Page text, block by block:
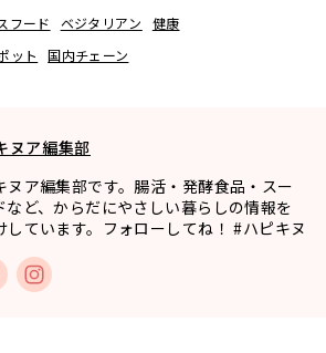
フード ベジタリアン
健康
ット
国内チェーン
ヌア編集部
ヌア編集部です。腸活・発酵食品・スー
など、からだにやさしい暮らしの情報を
しています。フォローしてね！ #ハピキヌ